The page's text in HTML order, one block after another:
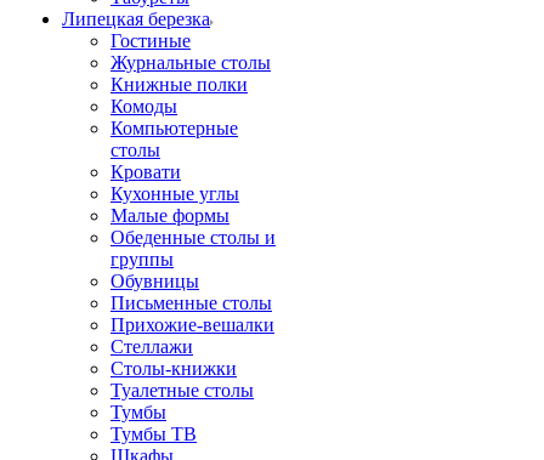
Липецкая березка
Гостиные
Журнальные столы
Книжные полки
Комоды
Компьютерные
столы
Кровати
Кухонные углы
Малые формы
Обеденные столы и
группы
Обувницы
Письменные столы
Прихожие-вешалки
Стеллажи
Столы-книжки
Туалетные столы
Тумбы
Тумбы ТВ
Шкафы